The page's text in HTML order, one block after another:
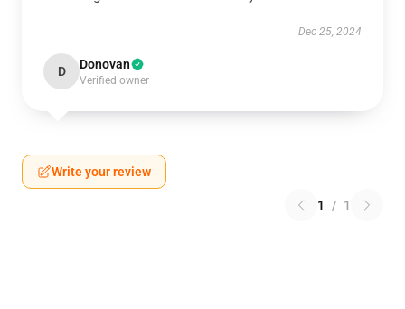
Dec 25, 2024
D Donovan
Verified owner
Write your review
1 / 1